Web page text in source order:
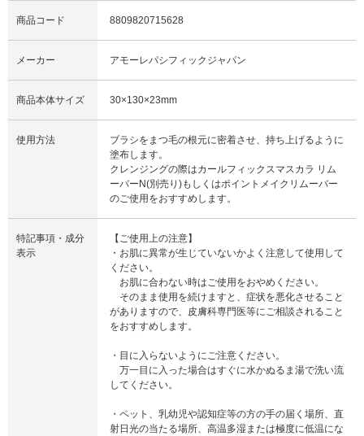
商品コード 8809820715628
メーカー アモーレパシフィックジャパン
商品本体サイズ 30×130×23mm
使用方法
ブラシをまつ毛の根元に密着させ、持ち上げるように
塗布します。
クレンジングの際はカールフィックスマスカラ リム
ーバーN(別売り)もしくはポイントメイクリムーバー
のご使用をおすすめします。
特記事項・成分
表示
【ご使用上の注意】
・お肌に異常が生じていないかよく注意して使用して
ください。
お肌に合わない時はご使用をおやめください。
そのまま使用を続けますと、症状を悪化させること
がありますので、皮膚科専門医等にご相談されること
をおすすめします。
・目に入らないようにご注意ください。
万一目に入った場合はすぐに水かぬるま湯で洗い流
してください。
・ペット、乳幼児や認知症等の方の手の届く場所、直
射日光の当たる場所、高温多湿または極度に低温にな